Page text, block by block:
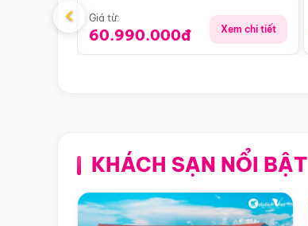
Giá từ:
60.990.000đ Xem chi tiết
‹
KHÁCH SẠN NỔI BẬT